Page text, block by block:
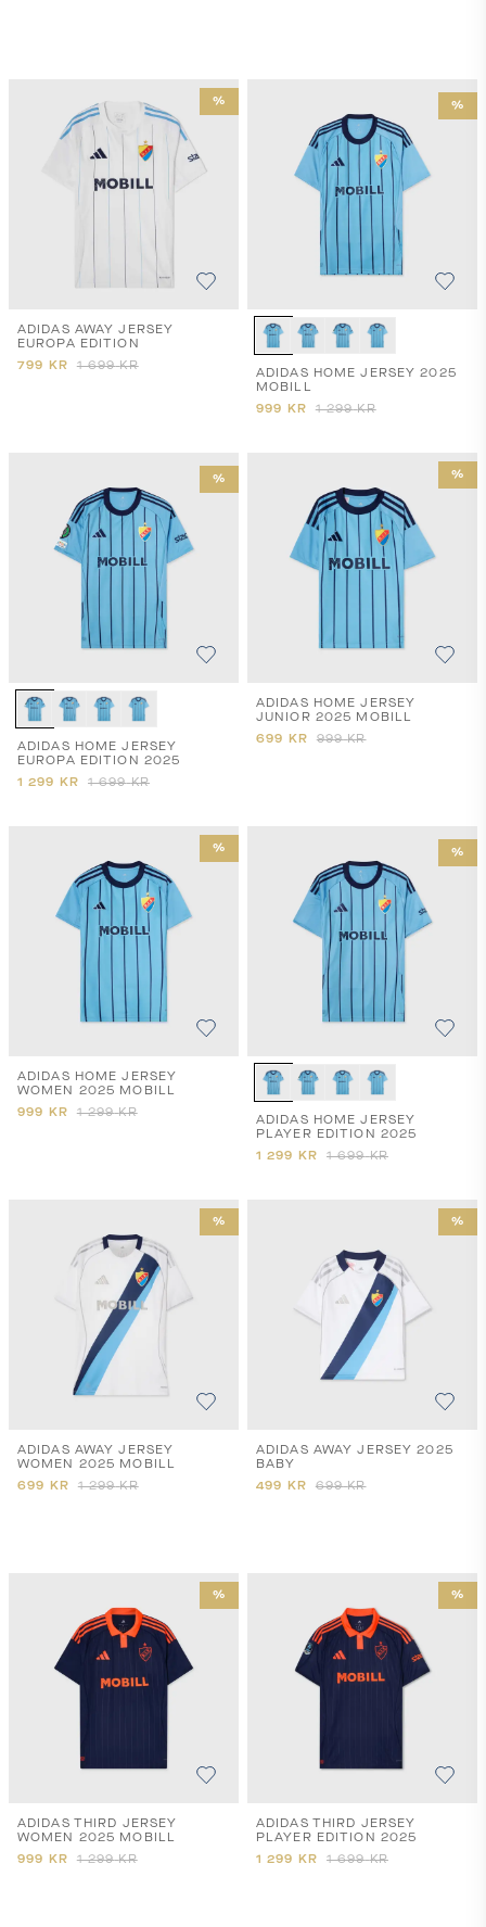
%
ADIDAS AWAY JERSEY
EUROPA EDITION
799 KR 1 699 KR
%
ADIDAS HOME JERSEY 2025
MOBILL
999 KR 1 299 KR
%
ADIDAS HOME JERSEY
EUROPA EDITION 2025
1 299 KR 1 699 KR
%
ADIDAS HOME JERSEY
JUNIOR 2025 MOBILL
699 KR 999 KR
%
ADIDAS HOME JERSEY
WOMEN 2025 MOBILL
999 KR 1 299 KR
%
ADIDAS HOME JERSEY
PLAYER EDITION 2025
1 299 KR 1 699 KR
%
ADIDAS AWAY JERSEY
WOMEN 2025 MOBILL
699 KR 1 299 KR
%
ADIDAS AWAY JERSEY 2025
BABY
499 KR 699 KR
%
ADIDAS THIRD JERSEY
WOMEN 2025 MOBILL
999 KR 1 299 KR
%
ADIDAS THIRD JERSEY
PLAYER EDITION 2025
1 299 KR 1 699 KR